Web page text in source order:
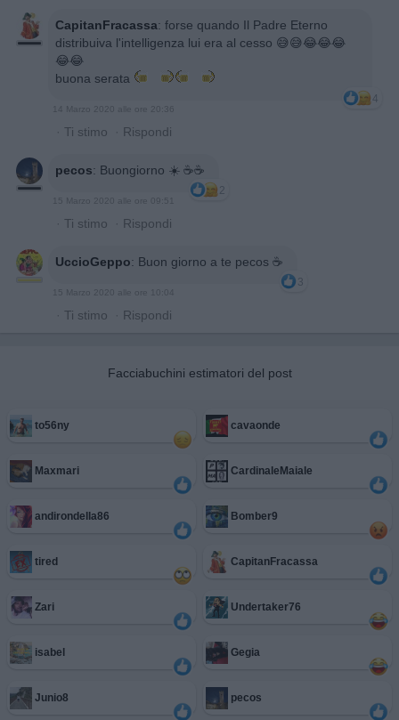
CapitanFracassa: forse quando Il Padre Eterno
distribuiva l'intelligenza lui era al cesso 😅😅😂😂😂
😂😂
buona serata
4
14 Marzo 2020 alle ore 20:36
· Ti stimo · Rispondi
pecos: Buongiorno ☀️ ☕️☕️
2
15 Marzo 2020 alle ore 09:51
· Ti stimo · Rispondi
UccioGeppo: Buon giorno a te pecos ☕
3
15 Marzo 2020 alle ore 10:04
· Ti stimo · Rispondi
Facciabuchini estimatori del post
to56ny cavaonde
Maxmari CardinaleMaiale
andirondella86 Bomber9
tired CapitanFracassa
Zari Undertaker76
isabel Gegia
Junio8 pecos